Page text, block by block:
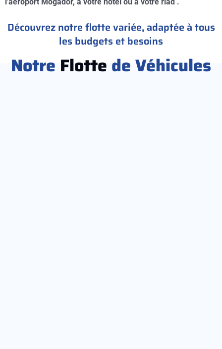
Découvrez notre flotte variée, adaptée à tous
les budgets et besoins
Notre Flotte de Véhicules